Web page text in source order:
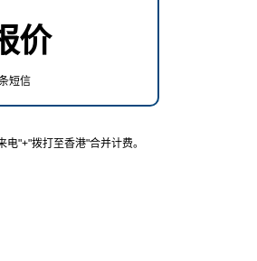
价
短信
电"+"拨打至香港"合并计费。